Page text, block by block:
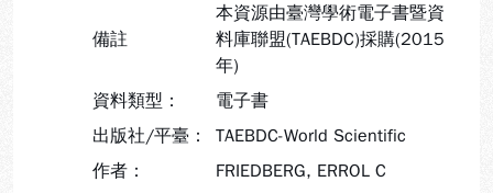
備註
本資源由臺灣學術電子書暨資
料庫聯盟(TAEBDC)採購(2015
年)
資料類型：
電子書
出版社/平臺：
TAEBDC-World Scientific
作者：
FRIEDBERG, ERROL C